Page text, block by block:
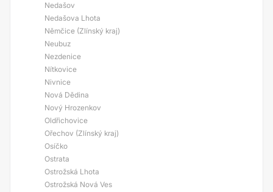
Nedašov
Nedašova Lhota
Němčice (Zlínský kraj)
Neubuz
Nezdenice
Nítkovice
Nivnice
Nová Dědina
Nový Hrozenkov
Oldřichovice
Ořechov (Zlínský kraj)
Osíčko
Ostrata
Ostrožská Lhota
Ostrožská Nová Ves